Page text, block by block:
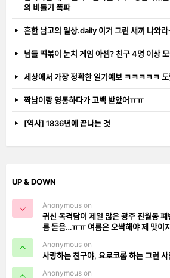
의 비둘기 폭파
흔한 남고의 일상.daily 이거 그린 새끼
님들 떡볶이 눈치 게임 아셈? 친구 4명 이상
세상에서 가장 정확한 일기예보 ㅋㅋㅋㅋ
짝남이랑 영통하다가 고백 받았어ㅠㅠ
[역사] 1836년에 끝나는 것
UP & DOWN
Anonymous on
귀신 목격담이 제일 많은 광주
름 돋음…ㅠㅠ 여름은 오싹해야 제
Anonymous on
사랑하는 친구야, 요로코롬 하는 그런
Anonymous on